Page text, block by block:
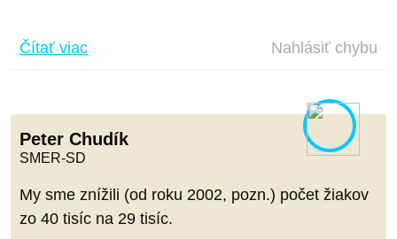
Čítať viac Nahlásiť chybu
Peter Chudík
SMER-SD
My sme znížili (od roku 2002, pozn.) počet žiakov
zo 40 tisíc na 29 tisíc.